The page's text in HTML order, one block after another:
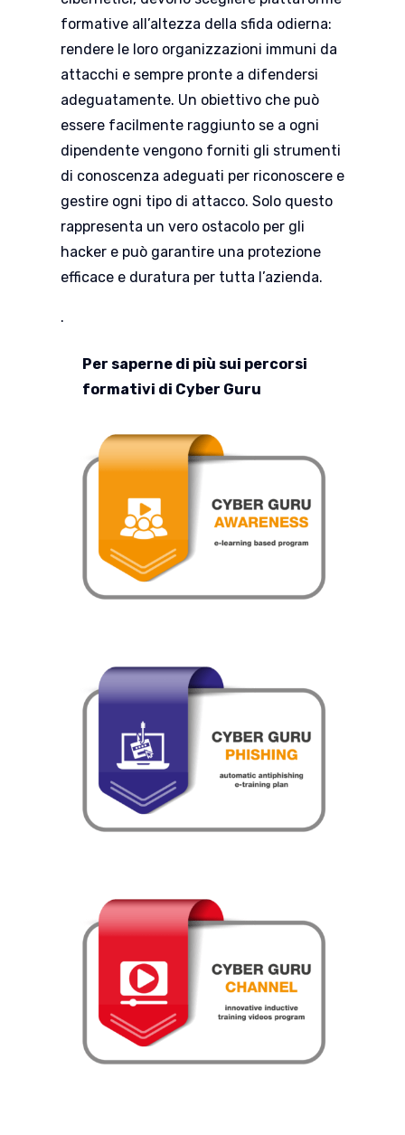
formative all’altezza della sfida odierna:
rendere le loro organizzazioni immuni da
attacchi e sempre pronte a difendersi
adeguatamente. Un obiettivo che può
essere facilmente raggiunto se a ogni
dipendente vengono forniti gli strumenti
di conoscenza adeguati per riconoscere e
gestire ogni tipo di attacco. Solo questo
rappresenta un vero ostacolo per gli
hacker e può garantire una protezione
efficace e duratura per tutta l’azienda.
.
Per saperne di più sui percorsi
formativi di Cyber Guru